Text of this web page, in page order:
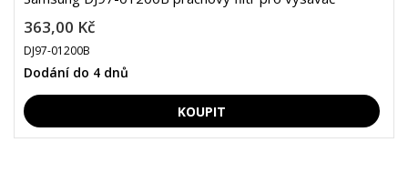
363,00 Kč
DJ97-01200B
Dodání do 4 dnů